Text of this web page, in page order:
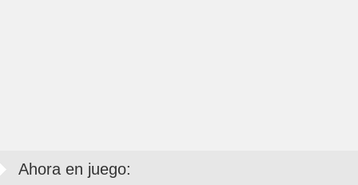
Ahora en juego: